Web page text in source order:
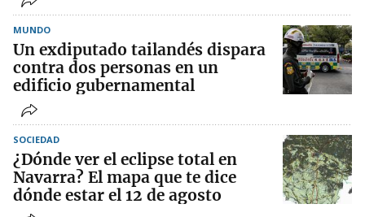
MUNDO
Un exdiputado tailandés dispara
contra dos personas en un
edificio gubernamental
SOCIEDAD
¿Dónde ver el eclipse total en
Navarra? El mapa que te dice
dónde estar el 12 de agosto